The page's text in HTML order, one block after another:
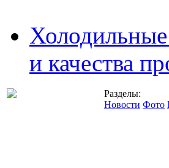
и качества
Разделы:
Новости Фото